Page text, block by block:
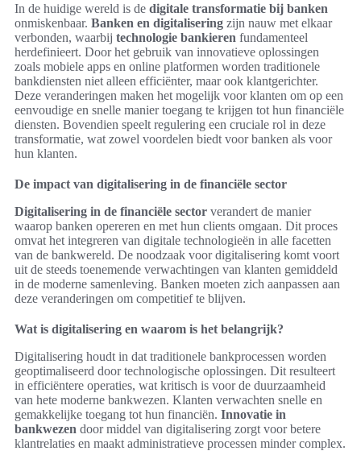
In de huidige wereld is de digitale transformatie bij banken
onmiskenbaar. Banken en digitalisering zijn nauw met elkaar
verbonden, waarbij technologie bankieren fundamenteel
herdefinieert. Door het gebruik van innovatieve oplossingen
zoals mobiele apps en online platformen worden traditionele
bankdiensten niet alleen efficiënter, maar ook klantgerichter.
Deze veranderingen maken het mogelijk voor klanten om op een
eenvoudige en snelle manier toegang te krijgen tot hun financiële
diensten. Bovendien speelt regulering een cruciale rol in deze
transformatie, wat zowel voordelen biedt voor banken als voor
hun klanten.
De impact van digitalisering in de financiële sector
Digitalisering in de financiële sector verandert de manier
waarop banken opereren en met hun clients omgaan. Dit proces
omvat het integreren van digitale technologieën in alle facetten
van de bankwereld. De noodzaak voor digitalisering komt voort
uit de steeds toenemende verwachtingen van klanten gemiddeld
in de moderne samenleving. Banken moeten zich aanpassen aan
deze veranderingen om competitief te blijven.
Wat is digitalisering en waarom is het belangrijk?
Digitalisering houdt in dat traditionele bankprocessen worden
geoptimaliseerd door technologische oplossingen. Dit resulteert
in efficiëntere operaties, wat kritisch is voor de duurzaamheid
van hete moderne bankwezen. Klanten verwachten snelle en
gemakkelijke toegang tot hun financiën. Innovatie in
bankwezen door middel van digitalisering zorgt voor betere
klantrelaties en maakt administratieve processen minder complex.